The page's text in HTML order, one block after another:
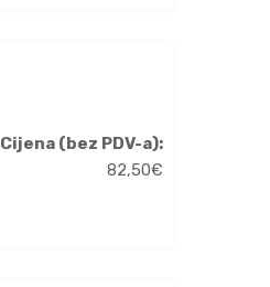
Cijena (bez PDV-a):
82,50€